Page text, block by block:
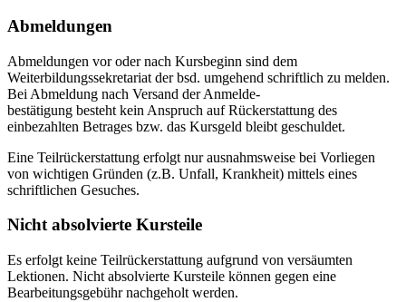
Abmeldungen
Abmeldungen vor oder nach Kursbeginn sind dem
Weiterbildungssekretariat der bsd. umgehend schriftlich zu melden.
Bei Abmeldung nach Versand der Anmelde-
bestätigung besteht kein Anspruch auf Rückerstattung des
einbezahlten Betrages bzw. das Kursgeld bleibt geschuldet.
Eine Teilrückerstattung erfolgt nur ausnahmsweise bei Vorliegen
von wichtigen Gründen (z.B. Unfall, Krankheit) mittels eines
schriftlichen Gesuches.
Nicht absolvierte Kursteile
Es erfolgt keine Teilrückerstattung aufgrund von versäumten
Lektionen. Nicht absolvierte Kursteile können gegen eine
Bearbeitungsgebühr nachgeholt werden.